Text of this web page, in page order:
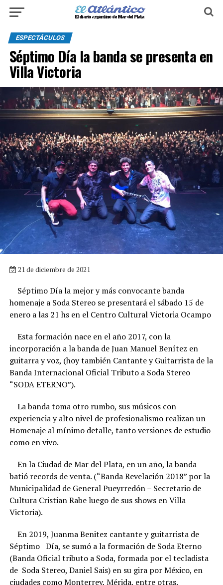
ESPECTÁCULOS
Séptimo Día la banda se presenta en
Villa Victoria
21 de diciembre de 2021
Séptimo Día la mejor y más convocante banda
homenaje a Soda Stereo se presentará el sábado 15 de
enero a las 21 hs en el Centro Cultural Victoria Ocampo
Esta formación nace en el año 2017, con la
incorporación a la banda de Juan Manuel Benítez en
guitarra y voz, (hoy también Cantante y Guitarrista de la
Banda Internacional Oficial Tributo a Soda Stereo
“SODA ETERNO”).
La banda toma otro rumbo, sus músicos con
experiencia y alto nivel de profesionalismo realizan un
Homenaje al mínimo detalle, tanto versiones de estudio
como en vivo.
En la Ciudad de Mar del Plata, en un año, la banda
batió records de venta. (“Banda Revelación 2018” por la
Municipalidad de General Pueyrredón – Secretario de
Cultura Cristian Rabe luego de sus shows en Villa
Victoria).
En 2019, Juanma Benitez cantante y guitarrista de
Séptimo Día, se sumó a la formación de Soda Eterno
(Banda Oficial tributo a Soda, formada por el tecladista
de Soda Stereo, Daniel Sais) en su gira por México, en
ciudades como Monterrey, Mérida, entre otras.